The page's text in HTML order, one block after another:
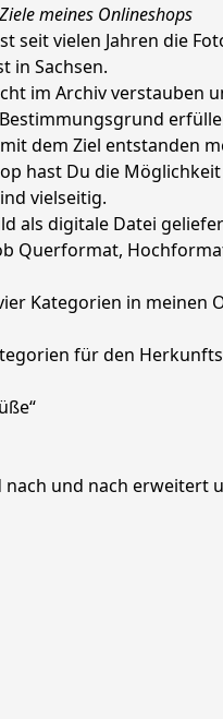
meines Onlineshops
seit vielen Jahren die
in Sachsen.
im Archiv verstauben
dem Ziel entstanden
hast Du die
vielseitig.
als digitale Datei
Querformat,
Kategorien in meinen
und nach erweitert